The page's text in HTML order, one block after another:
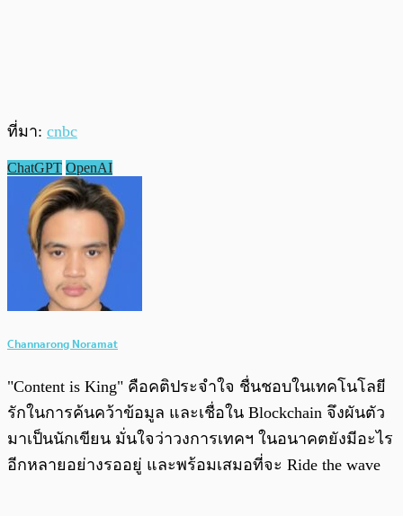
ที่มา: cnbc
ChatGPT OpenAI
Channarong Noramat
"Content is King" คือคติประจำใจ ชื่นชอบในเทคโนโลยี
รักในการค้นคว้าข้อมูล และเชื่อใน Blockchain จึงผันตัว
มาเป็นนักเขียน มั่นใจว่าวงการเทคฯ ในอนาคตยังมีอะไร
อีกหลายอย่างรออยู่ และพร้อมเสมอที่จะ Ride the wave